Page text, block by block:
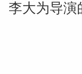
李大为导演